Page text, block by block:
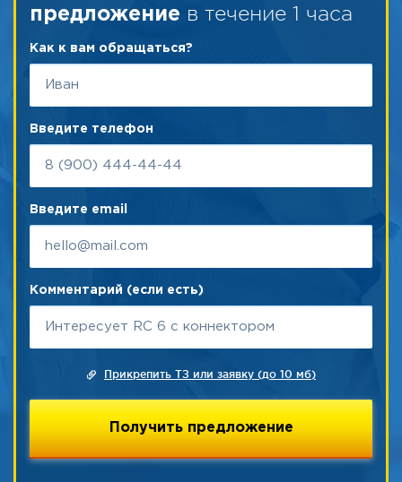
предложение в течение 1 часа
Как к вам обращаться?
Введите телефон
Введите email
Комментарий (если есть)
Прикрепить ТЗ или заявку (до 10 мб)